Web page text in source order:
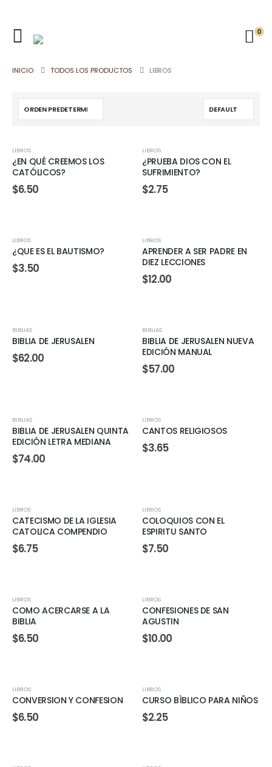
0
INICIO TODOS LOS PRODUCTOS LIBROS
LIBROS
¿EN QUÉ CREEMOS LOS
CATÓLICOS?
$6.50
LIBROS
¿PRUEBA DIOS CON EL
SUFRIMIENTO?
$2.75
LIBROS
¿QUE ES EL BAUTISMO?
$3.50
LIBROS
APRENDER A SER PADRE EN
DIEZ LECCIONES
$12.00
BIBLIAS
BIBLIA DE JERUSALEN
$62.00
BIBLIAS
BIBLIA DE JERUSALEN NUEVA
EDICIÓN MANUAL
$57.00
BIBLIAS
BIBLIA DE JERUSALEN QUINTA
EDICIÓN LETRA MEDIANA
$74.00
LIBROS
CANTOS RELIGIOSOS
$3.65
LIBROS
CATECISMO DE LA IGLESIA
CATOLICA COMPENDIO
$6.75
LIBROS
COLOQUIOS CON EL
ESPIRITU SANTO
$7.50
LIBROS
COMO ACERCARSE A LA
BIBLIA
$6.50
LIBROS
CONFESIONES DE SAN
AGUSTIN
$10.00
LIBROS
CONVERSION Y CONFESION
$6.50
LIBROS
CURSO BÌBLICO PARA NIÑOS
$2.25